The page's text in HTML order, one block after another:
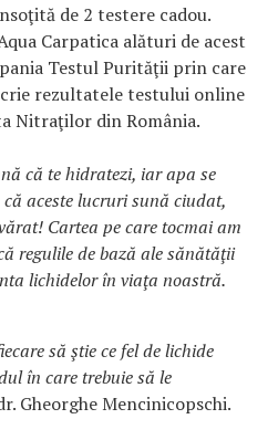
de 2 testere cadou.
Carpatica alături de acest
Testul Purităţii prin care
rezultatele testului online
Nitraţilor din România.
că te hidratezi, iar apa se
aceste lucruri sună ciudat,
Cartea pe care tocmai am
regulile de bază ale sănătăţii
lichidelor în viaţa noastră.
să ştie ce fel de lichide
în care trebuie să le
Gheorghe Mencinicopschi.